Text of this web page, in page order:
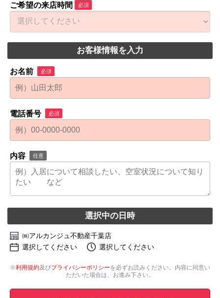
ご希望の来店時間 必須
お客様情報を入力
お名前 必須
電話番号 必須
内容 任意
選択中の日時
㈱アルカンジュ不動産千葉店
選択してください
選択してください
※利用規約及びプライバシーポリシーを必ずお読みください。内容に同意い
ただいた場合は、お進み下さい。